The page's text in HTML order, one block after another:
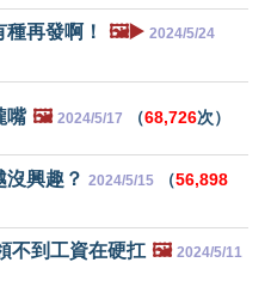
再發啊！ 🖼️▶️ 2024/5/24
嘴 🖼️ 2024/5/17 （68,726次）
興趣？ 2024/5/15 （56,898
不到工資在硬扛 🖼️ 2024/5/11